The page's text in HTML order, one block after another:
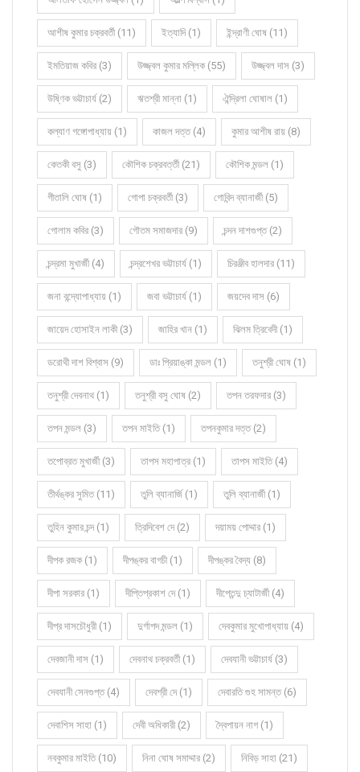
আশীষ কুমার চক্রবর্তী (11) ইত্যাদি (1) ইন্দ্রাণী ঘোষ (11)
ইমতিয়াজ কবির (3) উজ্জ্বল কুমার মল্লিক (55) উজ্জ্বল দাস (3)
উষ্ণিক ভট্টাচার্য (2) ঋতশ্রী মান্না (1) ঐন্দ্রিলা ঘোষাল (1)
কল্যাণ গঙ্গোপাধ্যায় (1) কাজল দত্ত (4) কুমার আশীষ রায় (8)
কেতকী বসু (3) কৌশিক চক্রবর্ত্তী (21) কৌশিক মন্ডল (1)
গীতালি ঘোষ (1) গোপা চক্রবর্তী (3) গোবিন্দ ব্যানার্জী (5)
গোলাম কবির (3) গৌতম সমাজদার (9) চন্দন দাশগুপ্ত (2)
চন্দ্রমা মুখার্জী (4) চন্দ্রশেখর ভট্টাচার্য (1) চিরঞ্জীব হালদার (11)
জনা বন্দ্যোপাধ্যায় (1) জবা ভট্টাচার্য (1) জয়দেব দাস (6)
জায়েদ হোসাইন লাকী (3) জাহির খান (1) ঝিলম ত্রিবেদী (1)
ডরোথী দাশ বিশ্বাস (9) ডাঃ প্রিয়াঙ্কা মন্ডল (1) তনুশ্রী ঘোষ (1)
তনুশ্রী দেবনাথ (1) তনুশ্রী বসু ঘোষ (2) তপন তরফদার (3)
তপন মন্ডল (3) তপন মাইতি (1) তপনকুমার দত্ত (2)
তপোব্রত মুখার্জী (3) তাপস মহাপাত্র (1) তাপস মাইতি (4)
তীর্থঙ্কর সুমিত (11) তুলি ব্যানার্জি (1) তুলি ব্যানার্জী (1)
তুহিন কুমার চন্দ (1) ত্রিদিবেশ দে (2) দয়াময় পোদ্দার (1)
দীপক রজক (1) দীপঙ্কর বাগচী (1) দীপঙ্কর বৈদ্য (8)
দীপা সরকার (1) দীপ্তিপ্রকাশ দে (1) দীপ্তেন্দু চ্যাটার্জী (4)
দীপ্র দাসচৌধুরী (1) দুর্গাপদ মন্ডল (1) দেবকুমার মুখোপাধ্যায় (4)
দেবজানী দাস (1) দেবনাথ চক্রবর্তী (1) দেবযানী ভট্টাচার্য (3)
দেবযানী সেনগুপ্ত (4) দেবশ্রী দে (1) দেবারতি গুহ সামন্ত (6)
দেবাশিস সাহা (1) দেবী অধিকারী (2) দ্বৈপায়ন নাগ (1)
নবকুমার মাইতি (10) নিনা ঘোষ সমাদ্দার (2) নিবিড় সাহা (21)